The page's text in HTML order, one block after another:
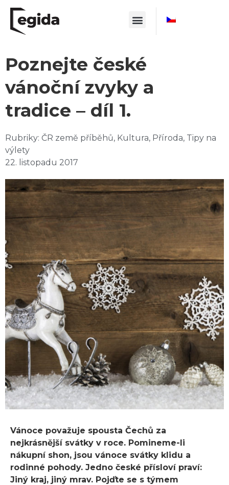
Poznejte české
vánoční zvyky a
tradice – díl 1.
Rubriky: ČR země příběhů, Kultura, Příroda, Tipy na
výlety
22. listopadu 2017
Vánoce považuje spousta Čechů za
nejkrásnější svátky v roce. Pomineme-li
nákupní shon, jsou vánoce svátky klidu a
rodinné pohody. Jedno české přísloví praví:
Jiný kraj, jiný mrav. Pojďte se s týmem